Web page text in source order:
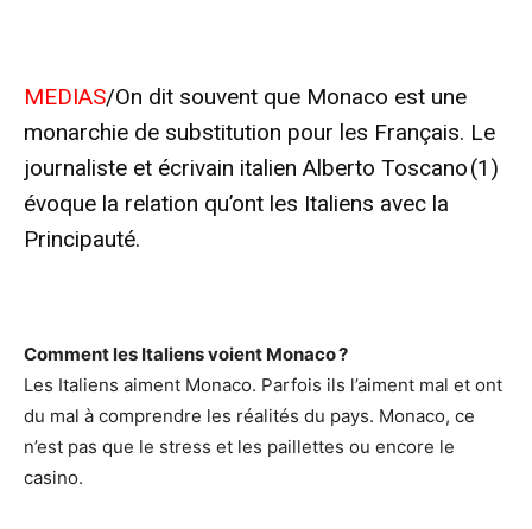
MEDIAS/On dit souvent que Monaco est une
monarchie de substitution pour les Français. Le
journaliste et écrivain italien Alberto Toscano (1)
évoque la relation qu’ont les Italiens avec la
Principauté.
Comment les Italiens voient Monaco ?
Les Italiens aiment Monaco. Parfois ils l’aiment mal et ont
du mal à comprendre les réalités du pays. Monaco, ce
n’est pas que le stress et les paillettes ou encore le
casino.